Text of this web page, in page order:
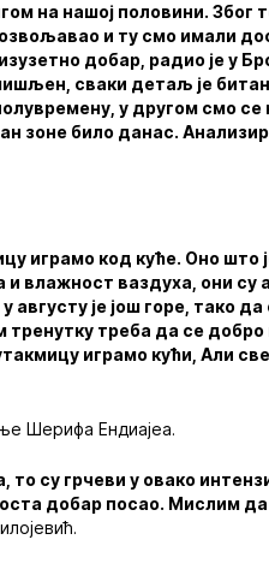
на нашој половини. Због
и ту смо имали
добар, радио је у
сваки детаљ је
у другом смо се
зоне било данас.
играмо код куће. Оно што
и влажност ваздуха, они
августу је још горе, тако
тренутку треба да се
играмо кући, Али
Шерифа Ендиајеа.
су грчеви у овако
добар посао. Мислим да